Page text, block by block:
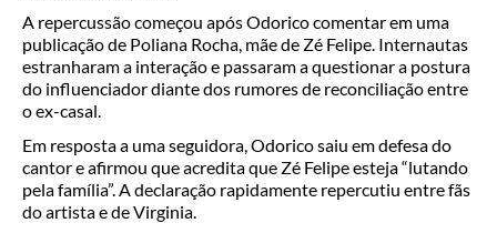
A repercussão começou após Odorico comentar em uma
publicação de Poliana Rocha, mãe de Zé Felipe. Internautas
estranharam a interação e passaram a questionar a postura
do influenciador diante dos rumores de reconciliação entre
o ex-casal.
Em resposta a uma seguidora, Odorico saiu em defesa do
cantor e afirmou que acredita que Zé Felipe esteja “lutando
pela família”. A declaração rapidamente repercutiu entre fãs
do artista e de Virginia.